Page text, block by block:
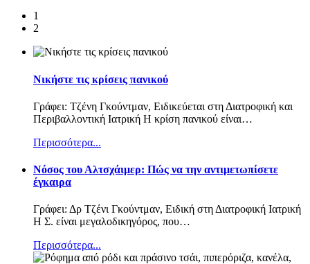
1
2
Νικήστε τις κρίσεις πανικού
Γράφει: Τζένη Γκούντμαν, Ειδικεύεται στη Διατροφική και
Περιβαλλοντική Ιατρική Η κρίση πανικού είναι…
Περισσότερα...
Nόσος του Αλτσχάιμερ: Πώς να την αντιμετωπίσετε
έγκαιρα
Γράφει: Δρ Τζένι Γκούντμαν, Ειδική στη Διατροφική Ιατρική
Η Σ. είναι μεγαλοδικηγόρος, που…
Περισσότερα...